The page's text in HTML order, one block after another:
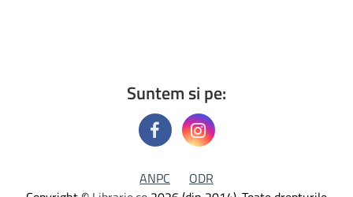
Suntem si pe:
ANPC
ODR